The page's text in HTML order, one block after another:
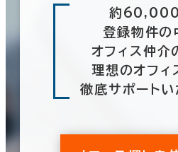
約60,000
登録物件の
オフィス仲介
理想のオフィ
徹底サポートい